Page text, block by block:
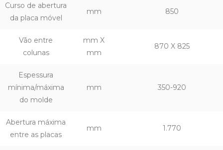
Curso de abertura
da placa móvel
mm 850
Vão entre
colunas
mm X
mm
870 X 825
Espessura
mínima/máxima
do molde
mm 350-920
Abertura máxima
entre as placas
mm 1.770